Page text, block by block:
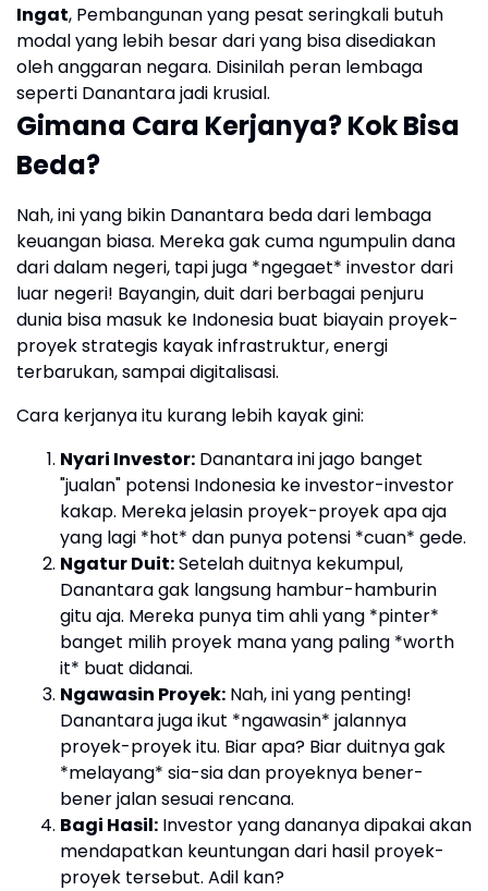
Ingat, Pembangunan yang pesat seringkali butuh
modal yang lebih besar dari yang bisa disediakan
oleh anggaran negara. Disinilah peran lembaga
seperti Danantara jadi krusial.
Gimana Cara Kerjanya? Kok Bisa
Beda?
Nah, ini yang bikin Danantara beda dari lembaga
keuangan biasa. Mereka gak cuma ngumpulin dana
dari dalam negeri, tapi juga *ngegaet* investor dari
luar negeri! Bayangin, duit dari berbagai penjuru
dunia bisa masuk ke Indonesia buat biayain proyek-
proyek strategis kayak infrastruktur, energi
terbarukan, sampai digitalisasi.
Cara kerjanya itu kurang lebih kayak gini:
Nyari Investor: Danantara ini jago banget
"jualan" potensi Indonesia ke investor-investor
kakap. Mereka jelasin proyek-proyek apa aja
yang lagi *hot* dan punya potensi *cuan* gede.
Ngatur Duit:Setelah duitnya kekumpul,
Danantara gak langsung hambur-hamburin
gitu aja. Mereka punya tim ahli yang *pinter*
banget milih proyek mana yang paling *worth
it* buat didanai.
Ngawasin Proyek: Nah, ini yang penting!
Danantara juga ikut *ngawasin* jalannya
proyek-proyek itu. Biar apa? Biar duitnya gak
*melayang* sia-sia dan proyeknya bener-
bener jalan sesuai rencana.
Bagi Hasil: Investor yang dananya dipakai akan
mendapatkan keuntungan dari hasil proyek-
proyek tersebut. Adil kan?